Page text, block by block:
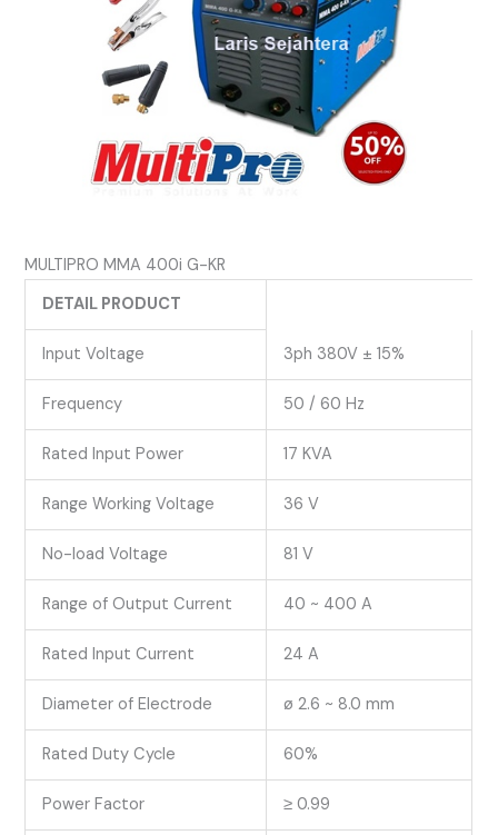
MULTIPRO MMA 400i G-KR
DETAIL PRODUCT
Input Voltage 3ph 380V ± 15%
Frequency 50 / 60 Hz
Rated Input Power 17 KVA
Range Working Voltage 36 V
No-load Voltage 81 V
Range of Output Current 40 ~ 400 A
Rated Input Current 24 A
Diameter of Electrode ø 2.6 ~ 8.0 mm
Rated Duty Cycle 60%
Power Factor ≥ 0.99